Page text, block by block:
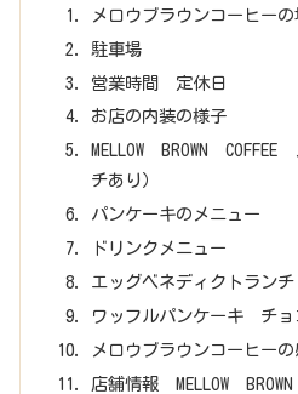
メロウブラウンコーヒー
駐車場
営業時間 定休日
お店の内装の様子
MELLOW BROWN
チあり）
パンケーキのメニュー
ドリンクメニュー
エッグベネディクトラン
ワッフルパンケーキ チ
メロウブラウンコーヒー
店舗情報 MELLOW BROWN